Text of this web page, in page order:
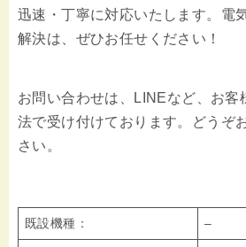
迅速・丁寧に対応いたします。電
解決は、ぜひお任せください！
お問い合わせは、LINEなど、お客
法で受け付けております。どうぞ
さい。
既設機種： –